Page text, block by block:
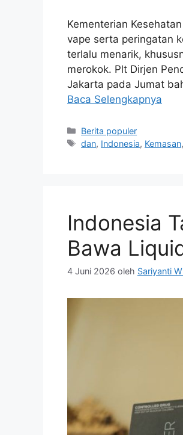
Kementerian
vape serta peringatan
terlalu menarik,
merokok. Plt Dirjen
Jakarta pada Jumat
Baca Selengkapnya
Kategori
Berita populer
Tag
dan, Indonesia, Kemasan,
Indonesia
Bawa
4 Juni 2026 oleh Sariyanti